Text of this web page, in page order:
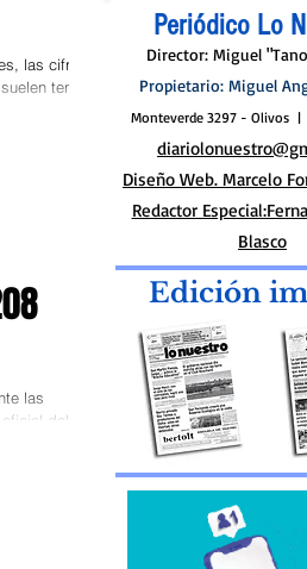
las cifras
tender
las
del
Periódico Lo
Director: Miguel
Propietario: Miguel
Monteverde 3297 - Olivos |
Diseño Web. Marcelo
Redactor
Blasco
Edición